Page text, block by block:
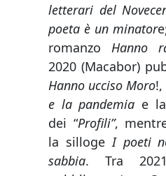
letterari del
poeta è un minator
romanzo Hanno
2020 (Macabor)
Hanno ucciso Moro
e la pandemia e
dei “Profili”,
la sillogeI poeti
sabbia. Tra